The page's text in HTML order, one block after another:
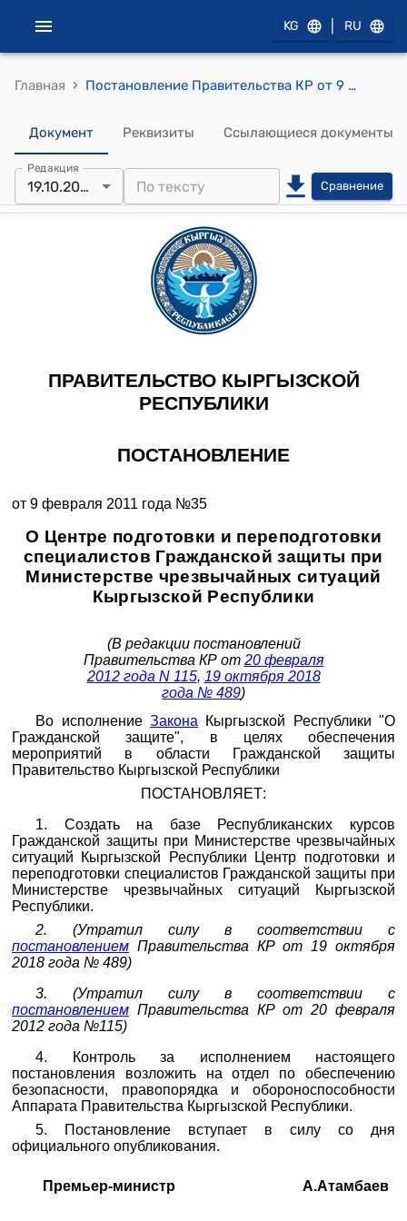
KG RU
Главная › Постановление Правительства КР от 9 февраля 2011 года №35 "О Центре подготовки и переподготовки специалистов Гражданской защиты при Министерстве чрезвычайных ситуаций Кыргызской Республики"
Документ Реквизиты Ссылающиеся документы
Редакция
19.10.2018 Сравнение